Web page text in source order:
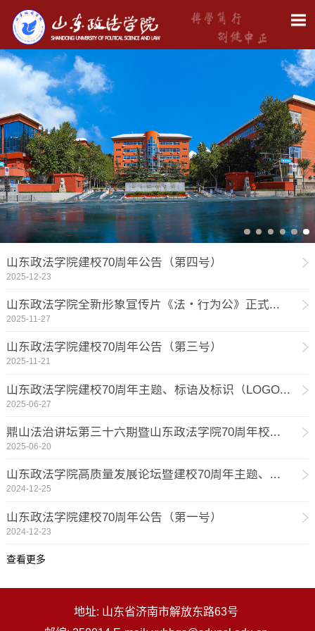
山东政法学院建校70周年公告（第四号）
2025-12-23
山东政法学院全新形象宣传片《法・行为公》正式...
2025-11-27
山东政法学院建校70周年公告（第三号）
2025-11-21
山东政法学院建校70周年主题、标语及标识（LOGO...
2025-06-27
鼎山法治讲坛第三十六期暨山东政法学院70周年校...
2025-06-20
山东政法学院高质量发展论坛暨建校70周年主题、...
2024-12-25
山东政法学院建校70周年公告（第一号）
2024-12-23
查看更多
地址: 山东省济南市解放东路63号